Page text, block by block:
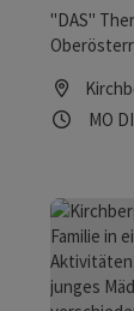
"DAS"
MO DI